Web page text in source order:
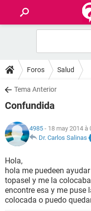
FORUMS
SALUD
NUTRICIÓN
BIENESTAR
SEXUALIDAD
Foros Salud
Tema Anterior
Confundida
4985 - 18 may 2014 à
Dr. Carlos Salinas
Hola,
hola me puedeen
topasel y me la
encontre esa y me puse
colocada o puedo